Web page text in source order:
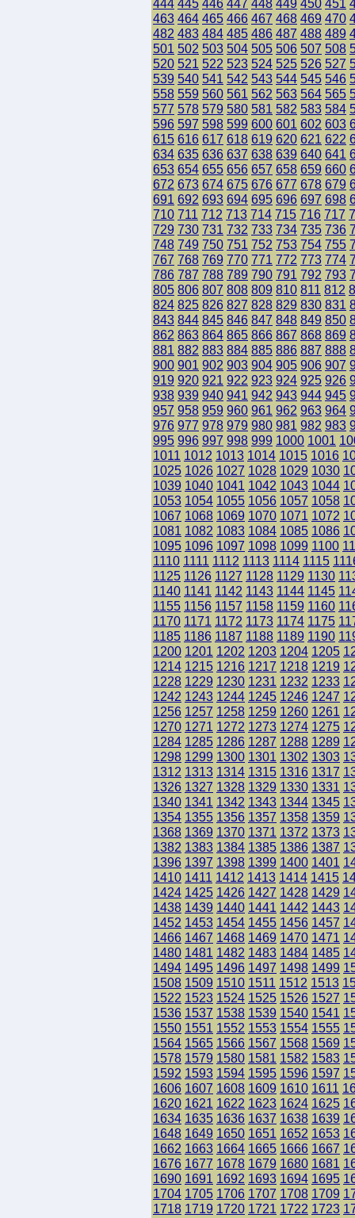
444 445 446 447 448 449 450 451
463 464 465 466 467 468 469 470
482 483 484 485 486 487 488 489
501 502 503 504 505 506 507 508
520 521 522 523 524 525 526 527
539 540 541 542 543 544 545 546
558 559 560 561 562 563 564 565
577 578 579 580 581 582 583 584
596 597 598 599 600 601 602 603
615 616 617 618 619 620 621 622
634 635 636 637 638 639 640 641
653 654 655 656 657 658 659 660
672 673 674 675 676 677 678 679
691 692 693 694 695 696 697 698
710 711 712 713 714 715 716 717
729 730 731 732 733 734 735 736
748 749 750 751 752 753 754 755
767 768 769 770 771 772 773 774
786 787 788 789 790 791 792 793
805 806 807 808 809 810 811 812
824 825 826 827 828 829 830 831
843 844 845 846 847 848 849 850
862 863 864 865 866 867 868 869
881 882 883 884 885 886 887 888
900 901 902 903 904 905 906 907
919 920 921 922 923 924 925 926
938 939 940 941 942 943 944 945
957 958 959 960 961 962 963 964
976 977 978 979 980 981 982 983
995 996 997 998 999 1000 1001
1011 1012 1013 1014 1015 1016
1025 1026 1027 1028 1029 1030
1039 1040 1041 1042 1043 1044
1053 1054 1055 1056 1057 1058
1067 1068 1069 1070 1071 1072
1081 1082 1083 1084 1085 1086
1095 1096 1097 1098 1099 1100
1110 1111 1112 1113 1114 1115
1125 1126 1127 1128 1129 1130
1140 1141 1142 1143 1144 1145
1155 1156 1157 1158 1159 1160
1170 1171 1172 1173 1174 1175
1185 1186 1187 1188 1189 1190
1200 1201 1202 1203 1204 1205
1214 1215 1216 1217 1218 1219
1228 1229 1230 1231 1232 1233
1242 1243 1244 1245 1246 1247
1256 1257 1258 1259 1260 1261
1270 1271 1272 1273 1274 1275
1284 1285 1286 1287 1288 1289
1298 1299 1300 1301 1302 1303
1312 1313 1314 1315 1316 1317
1326 1327 1328 1329 1330 1331
1340 1341 1342 1343 1344 1345
1354 1355 1356 1357 1358 1359
1368 1369 1370 1371 1372 1373
1382 1383 1384 1385 1386 1387
1396 1397 1398 1399 1400 1401
1410 1411 1412 1413 1414 1415
1424 1425 1426 1427 1428 1429
1438 1439 1440 1441 1442 1443
1452 1453 1454 1455 1456 1457
1466 1467 1468 1469 1470 1471
1480 1481 1482 1483 1484 1485
1494 1495 1496 1497 1498 1499
1508 1509 1510 1511 1512 1513
1522 1523 1524 1525 1526 1527
1536 1537 1538 1539 1540 1541
1550 1551 1552 1553 1554 1555
1564 1565 1566 1567 1568 1569
1578 1579 1580 1581 1582 1583
1592 1593 1594 1595 1596 1597
1606 1607 1608 1609 1610 1611
1620 1621 1622 1623 1624 1625
1634 1635 1636 1637 1638 1639
1648 1649 1650 1651 1652 1653
1662 1663 1664 1665 1666 1667
1676 1677 1678 1679 1680 1681
1690 1691 1692 1693 1694 1695
1704 1705 1706 1707 1708 1709
1718 1719 1720 1721 1722 1723